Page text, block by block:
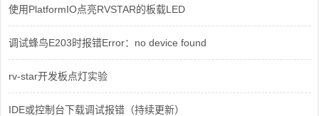
使用PlatformIO点亮RVSTAR的板载LED
调试蜂鸟E203时报错Error：no device found
rv-star开发板点灯实验
IDE或控制台下载调试报错（持续更新）